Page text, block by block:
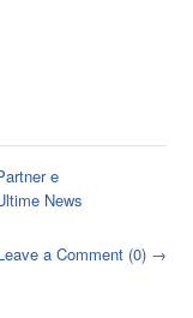
e
News
a Comment (0) →